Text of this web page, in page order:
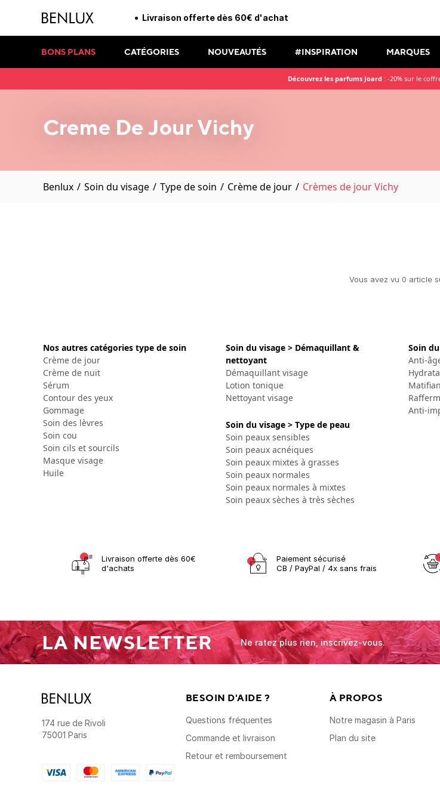
Livraison offerte dès 60€ d'achat
BONS PLANS CATÉGORIES NOUVEAUTÉS #INSPIRATION MARQUES
Découvrez les parfums Joard : -20% sur le
Creme De Jour Vichy
Benlux / Soin du visage / Type de soin / Crème de jour / Crèmes de jour Vichy
Vous avez vu 0 article
Nos autres catégories type de soin
Crème de jour
Crème de nuit
Sérum
Contour des yeux
Gommage
Soin des lèvres
Soin cou
Soin cils et sourcils
Masque visage
Huile
Soin du visage > Démaquillant &
nettoyant
Démaquillant visage
Lotion tonique
Nettoyant visage
Soin du visage > Type de peau
Soin peaux sensibles
Soin peaux acnéiques
Soin peaux mixtes à grasses
Soin peaux normales
Soin peaux normales à mixtes
Soin peaux sèches à très sèches
Soin
Anti-
Anti-
Livraison offerte dès 60€
d'achats
Paiement sécurisé
CB / PayPal / 4x sans frais
LA NEWSLETTER Ne ratez plus rien, inscrivez-vous.
174 rue de Rivoli
75001 Paris
BESOIN D'AIDE ?
Questions fréquentes
Commande et livraison
Retour et remboursement
À PROPOS
Notre magasin à Paris
Plan du site